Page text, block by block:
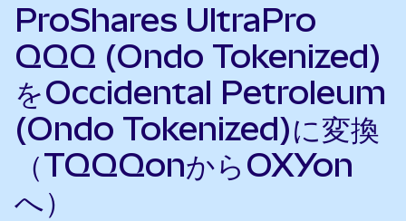
ProShares UltraPro
QQQ (Ondo Tokenized)
をOccidental Petroleum
(Ondo Tokenized)に変換
（TQQQonからOXYon
へ）